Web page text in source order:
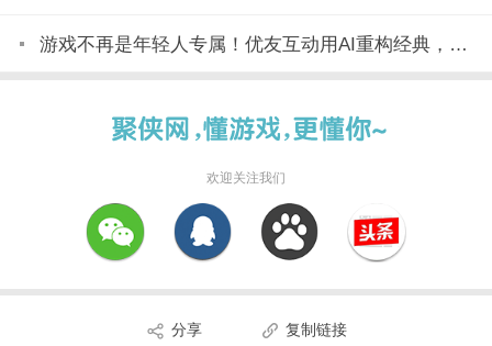
游戏不再是年轻人专属！优友互动用AI重构经典，全民都能玩
欢迎关注我们
分享 复制链接